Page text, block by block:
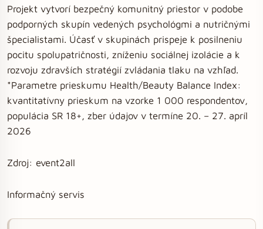
Projekt vytvorí bezpečný komunitný priestor v podobe
podporných skupín vedených psychológmi a nutričnými
špecialistami. Účasť v skupinách prispeje k posilneniu
pocitu spolupatričnosti, zníženiu sociálnej izolácie a k
rozvoju zdravších stratégií zvládania tlaku na vzhľad.
*Parametre prieskumu Health/Beauty Balance Index:
kvantitatívny prieskum na vzorke 1 000 respondentov,
populácia SR 18+, zber údajov v termíne 20. – 27. apríl
2026
Zdroj: event2all
Informačný servis